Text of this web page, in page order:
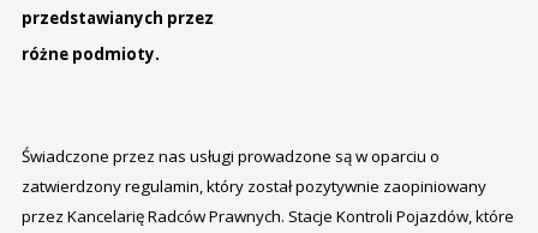
przedstawianych przez
różne podmioty.
Świadczone przez nas usługi prowadzone są w oparciu o
zatwierdzony regulamin, który został pozytywnie zaopiniowany
przez Kancelarię Radców Prawnych. Stacje Kontroli Pojazdów, które